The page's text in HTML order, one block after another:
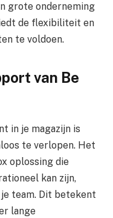
grote onderneming
de flexibiliteit en
te voldoen.
van Be
in je magazijn is
te verlopen. Het
oplossing die
kan zijn,
team. Dit betekent
lange